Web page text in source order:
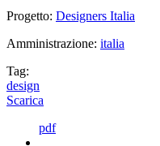
Progetto: Designers Italia
Amministrazione: italia
Tag:
design
Scarica
pdf